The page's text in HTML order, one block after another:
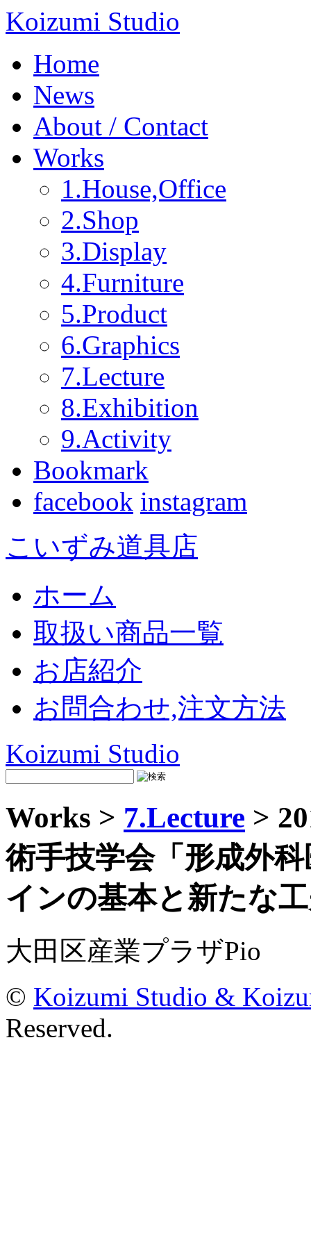
Koizumi Studio
Home
News
About / Contact
Works
1.House,Office
2.Shop
3.Display
4.Furniture
5.Product
6.Graphics
7.Lecture
8.Exhibition
9.Activity
Bookmark
facebook instagram
こいずみ道具店
ホーム
取扱い商品一覧
お店紹介
お問合わせ,注文方法
Koizumi Studio
Works > 7.Lecture >
術手技学会「形成外
インの基本と新たな
大田区産業プラザPio
© Koizumi Studio &
Reserved.